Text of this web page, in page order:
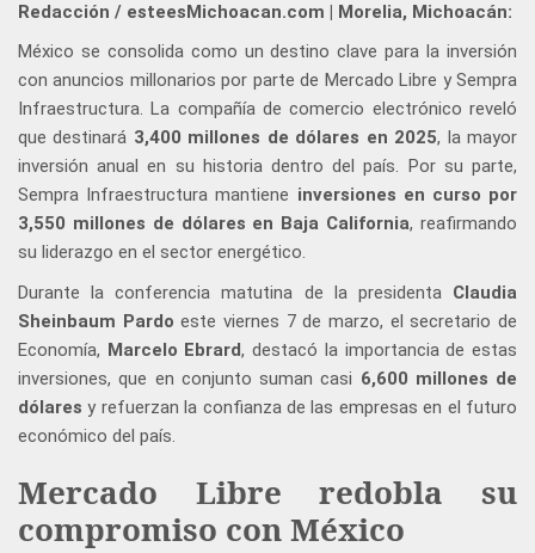
Redacción / esteesMichoacan.com | Morelia, Michoacán:
México se consolida como un destino clave para la inversión
con anuncios millonarios por parte de Mercado Libre y Sempra
Infraestructura. La compañía de comercio electrónico reveló
que destinará 3,400 millones de dólares en 2025, la mayor
inversión anual en su historia dentro del país. Por su parte,
Sempra Infraestructura mantiene inversiones en curso por
3,550 millones de dólares en Baja California, reafirmando
su liderazgo en el sector energético.
Durante la conferencia matutina de la presidenta Claudia
Sheinbaum Pardo este viernes 7 de marzo, el secretario de
Economía, Marcelo Ebrard, destacó la importancia de estas
inversiones, que en conjunto suman casi 6,600 millones de
dólares y refuerzan la confianza de las empresas en el futuro
económico del país.
Mercado Libre redobla su
compromiso con México